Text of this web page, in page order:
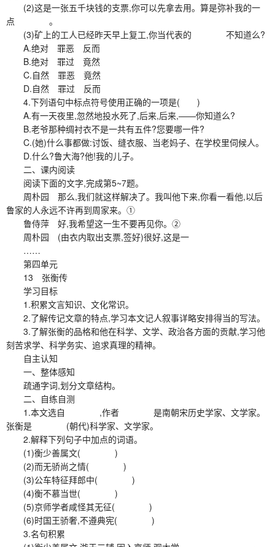
(2)这是一张五千块钱的支票,你可以先拿去用。算是弥补我的一
点 。
(3)矿上的工人已经昨天早上复工,你当代表的 不知道么?
A.绝对 罪恶 反而
B.绝对 罪过 竟然
C.自然 罪恶 竟然
D.自然 罪过 反而
4.下列语句中标点符号使用正确的一项是( )
A.有一天夜里,忽然地投水死了,后来,后来,——你知道么?
B.老爷那种绸衬衣不是一共有五件?您要哪一件?
C.(她)什么事都做:讨饭、缝衣服、当老妈子、在学校里伺候人。
D.什么?鲁大海?他!我的儿子。
二、课内阅读
阅读下面的文字,完成第5~7题。
周朴园 那么,我们就这样解决了。我叫他下来,你看一看他,以后
鲁家的人永远不许再到周家来。①
鲁侍萍 好,我希望这一生不要再见你。②
周朴园 (由衣内取出支票,签好)很好,这是一
……
第四单元
13 张衡传
学习目标
1.积累文言知识、文化常识。
2.了解传记文章的特点,学习本文记人叙事详略安排得当的写法。
3.了解张衡的品格和他在科学、文学、政治各方面的贡献,学习他
刻苦求学、科学务实、追求真理的精神。
自主认知
一、整体感知
疏通字词,划分文章结构。
二、自练自测
1.本文选自 ,作者 是南朝宋历史学家、文学家。
张衡是 (朝代)科学家、文学家。
2.解释下列句子中加点的词语。
(1)衡少善属文( )
(2)而无骄尚之情( )
(3)公车特征拜郎中( )
(4)衡不慕当世( )
(5)京师学者咸怪其无征( )
(6)时国王骄奢,不遵典宪( )
3.名句积累